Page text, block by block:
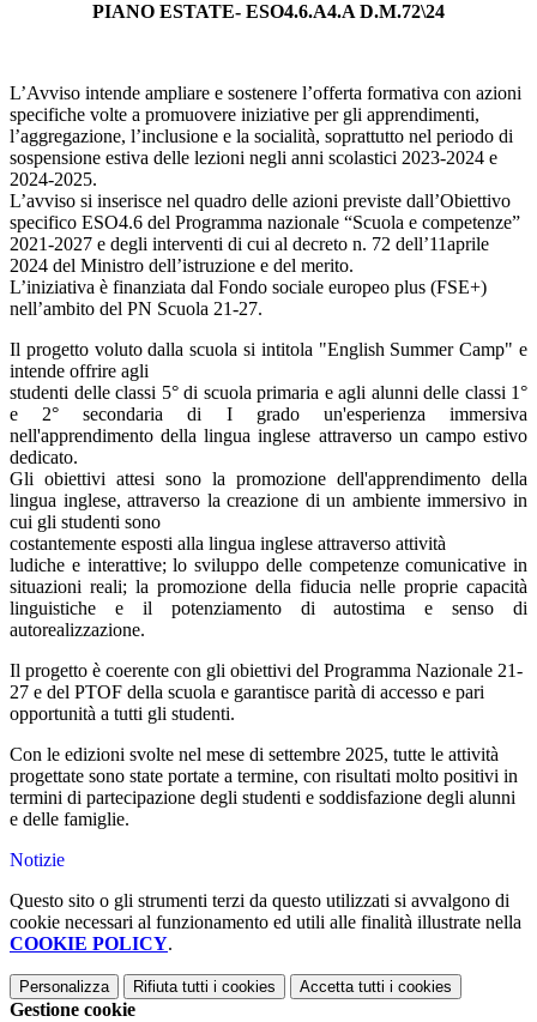
PIANO ESTATE- ESO4.6.A4.A D.M.72\24
L’Avviso intende ampliare e sostenere l’offerta formativa con azioni
specifiche volte a promuovere iniziative per gli apprendimenti,
l’aggregazione, l’inclusione e la socialità, soprattutto nel periodo di
sospensione estiva delle lezioni negli anni scolastici 2023-2024 e
2024-2025.
L’avviso si inserisce nel quadro delle azioni previste dall’Obiettivo
specifico ESO4.6 del Programma nazionale “Scuola e competenze”
2021-2027 e degli interventi di cui al decreto n. 72 dell’11aprile
2024 del Ministro dell’istruzione e del merito.
L’iniziativa è finanziata dal Fondo sociale europeo plus (FSE+)
nell’ambito del PN Scuola 21-27.
Il progetto voluto dalla scuola si intitola "English Summer Camp" e
intende offrire agli
studenti delle classi 5° di scuola primaria e agli alunni delle classi 1°
e 2° secondaria di I grado un'esperienza immersiva
nell'apprendimento della lingua inglese attraverso un campo estivo
dedicato.
Gli obiettivi attesi sono la promozione dell'apprendimento della
lingua inglese, attraverso la creazione di un ambiente immersivo in
cui gli studenti sono
costantemente esposti alla lingua inglese attraverso attività
ludiche e interattive; lo sviluppo delle competenze comunicative in
situazioni reali; la promozione della fiducia nelle proprie capacità
linguistiche e il potenziamento di autostima e senso di
autorealizzazione.
Il progetto è coerente con gli obiettivi del Programma Nazionale 21-
27 e del PTOF della scuola e garantisce parità di accesso e pari
opportunità a tutti gli studenti.
Con le edizioni svolte nel mese di settembre 2025, tutte le attività
progettate sono state portate a termine, con risultati molto positivi in
termini di partecipazione degli studenti e soddisfazione degli alunni
e delle famiglie.
Notizie
Questo sito o gli strumenti terzi da questo utilizzati si avvalgono di
cookie necessari al funzionamento ed utili alle finalità illustrate nella
COOKIE POLICY.
Personalizza Rifiuta tutti i cookies Accetta tutti i cookies
Gestione cookie